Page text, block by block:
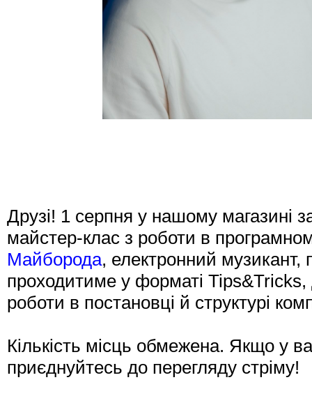
Друзі! 1 серпня у нашому магазині
майстер-клас з роботи в
Майборода, електронний
проходитиме у форматі
роботи в постановці й структурі
Кількість місць обмежена. Якщо у
приєднуйтесь до перегляду стріму!